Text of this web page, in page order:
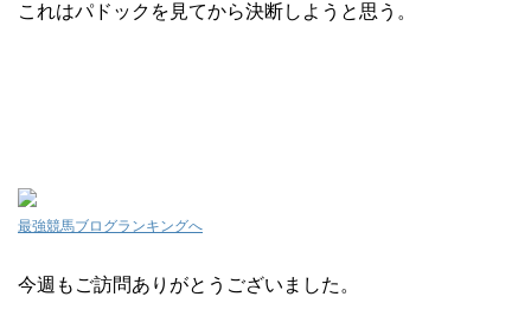
これはパドックを見てから決断しようと思う。
最強競馬ブログランキングへ
今週もご訪問ありがとうございました。